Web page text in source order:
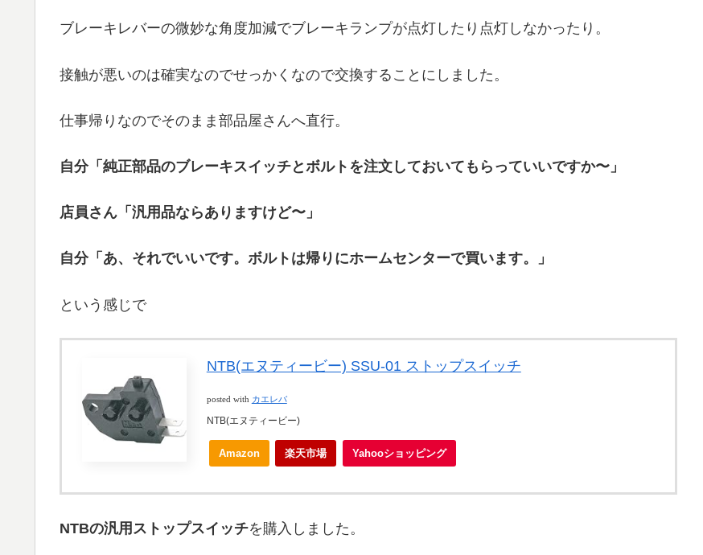
ブレーキレバーの微妙な角度加減でブレーキランプが点灯したり点灯しなかったり。
接触が悪いのは確実なのでせっかくなので交換することにしました。
仕事帰りなのでそのまま部品屋さんへ直行。
自分「純正部品のブレーキスイッチとボルトを注文しておいてもらっていいですか〜」
店員さん「汎用品ならありますけど〜」
自分「あ、それでいいです。ボルトは帰りにホームセンターで買います。」
という感じで
NTB(エヌティービー) SSU-01 ストップスイッチ
posted with カエレバ
NTB(エヌティービー)
Amazon 楽天市場 Yahooショッピング
NTBの汎用ストップスイッチを購入しました。